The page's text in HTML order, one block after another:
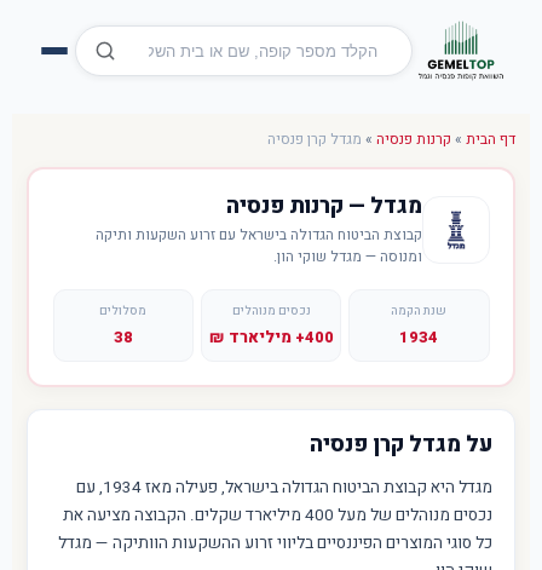
דף הבית » קרנות פנסיה » מגדל קרן פנסיה
מגדל — קרנות פנסיה
קבוצת הביטוח הגדולה בישראל עם זרוע השקעות ותיקה
ומנוסה — מגדל שוקי הון.
שנת הקמה
1934
נכסים מנוהלים
400+ מיליארד ₪
מסלולים
38
על מגדל קרן פנסיה
מגדל היא קבוצת הביטוח הגדולה בישראל, פעילה מאז 1934, עם
נכסים מנוהלים של מעל 400 מיליארד שקלים. הקבוצה מציעה את
כל סוגי המוצרים הפיננסיים בליווי זרוע ההשקעות הוותיקה — מגדל